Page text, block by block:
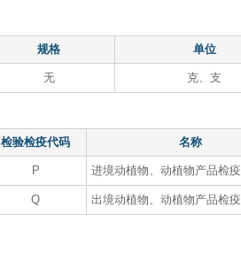
规格 单位
无 克、支
检验检疫代码 名称
P 进境动植物、动植物产品检疫
Q 出境动植物、动植物产品检疫